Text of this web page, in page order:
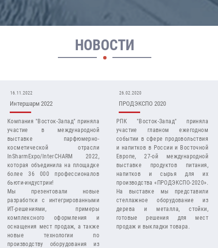
НОВОСТИ
16.11.2022
Интершарм 2022
Компания "Восток-Запад" приняла
участие в международной
выставке парфюмерно-
косметической отрасли
InSharmExpo/InterCHARM 2022,
которая объединила на площадке
более 36 000 профессионалов
бьюти-индустрии!
Мы презентовали новые
разработки с интегрированными
ИТ-решениями, примеры
комплексного оформления и
оснащения мест продаж, а также
новые технологии по
производству оборудования из
26.02.2020
ПРОДЭКСПО 2020
РПК "Восток-Запад" приняла
участие главном ежегодном
событии в сфере продовольствия
и напитков в России и Восточной
Европе, 27-ой международной
выставке продуктов питания,
напитков и сырья для их
производства «ПРОДЭКСПО-2020».
На выставке мы представили
стеллажное оборудование из
дерева и металла, стойки,
готовые решения для мест
продаж и выкладки товара.